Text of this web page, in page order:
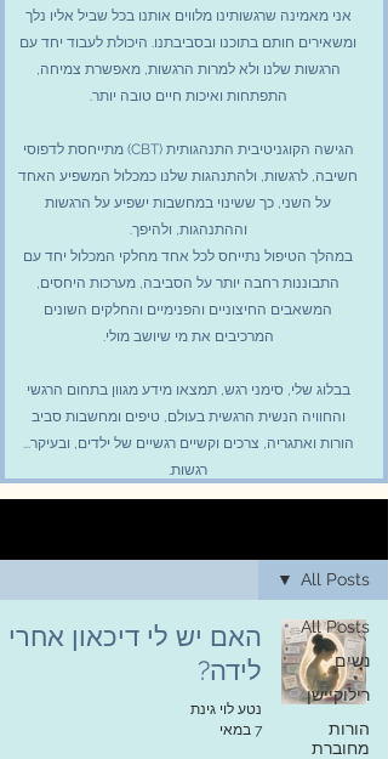
אני מאמינה שרגשותינו מלווים אותנו בכל שביל אליו נלך
ומשאירים חותם בתוכנו ובסביבתנו. היכולת לעבוד יחד עם
הרגשות שלנו ולא למרות הרגשות, מאפשרת צמיחה,
התפתחות ואיכות חיים טובה יותר.
הגישה הקוגניטיבית התנהגותית (CBT) מתייחסת לדפוסי
חשיבה, לרגשות, ולהתנהגות שלנו כמכלול המשפיע האחד
על השני, כך ששינוי במחשבות ישפיע על הרגשות
וההתנהגות, ולהיפך.
במהלך הטיפול נתייחס לכל אחד מחלקי המכלול יחד עם
התבוננות רחבה יותר על הסביבה, מערכות היחסים,
המשאבים החיצוניים והפנימיים והחלקים השונים
המרכיבים את מי שיושב מולי.
בבלוג שלי, סימני רגש, תמצאו מידע מגוון בתחום הרגשי
והחוויה הנשית הרגשית בעולם, טיפים ומחשבות סביב
הורות ואתגריה, צרכים וקשיים רגשיים של ילדים, ובעיקר...
רגשות.
All Posts
נשים
רילוקיישן
הורות
מחוברת
All Posts
האם יש לי דיכאון אחרי
לידה?
נטע לוי גינת
7 במאי